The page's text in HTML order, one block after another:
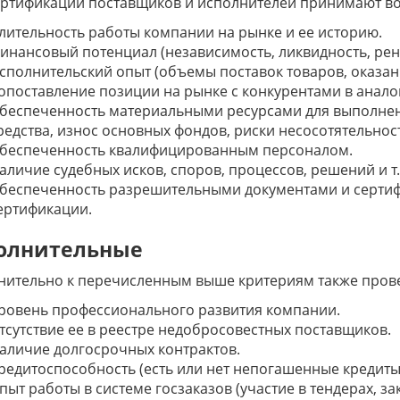
работы компании на рынке и ее историю.
потенциал (независимость, ликвидность,
опыт (объемы поставок товаров,
позиции на рынке с конкурентами в
материальными ресурсами для
износ основных фондов, риски
квалифицированным персоналом.
судебных исков, споров, процессов, решений и
разрешительными документами и
к перечисленным выше критериям также
профессионального развития компании.
ее в реестре недобросовестных поставщиков.
долгосрочных контрактов.
(есть или нет непогашенные
работы в системе госзаказов (участие в тендерах,